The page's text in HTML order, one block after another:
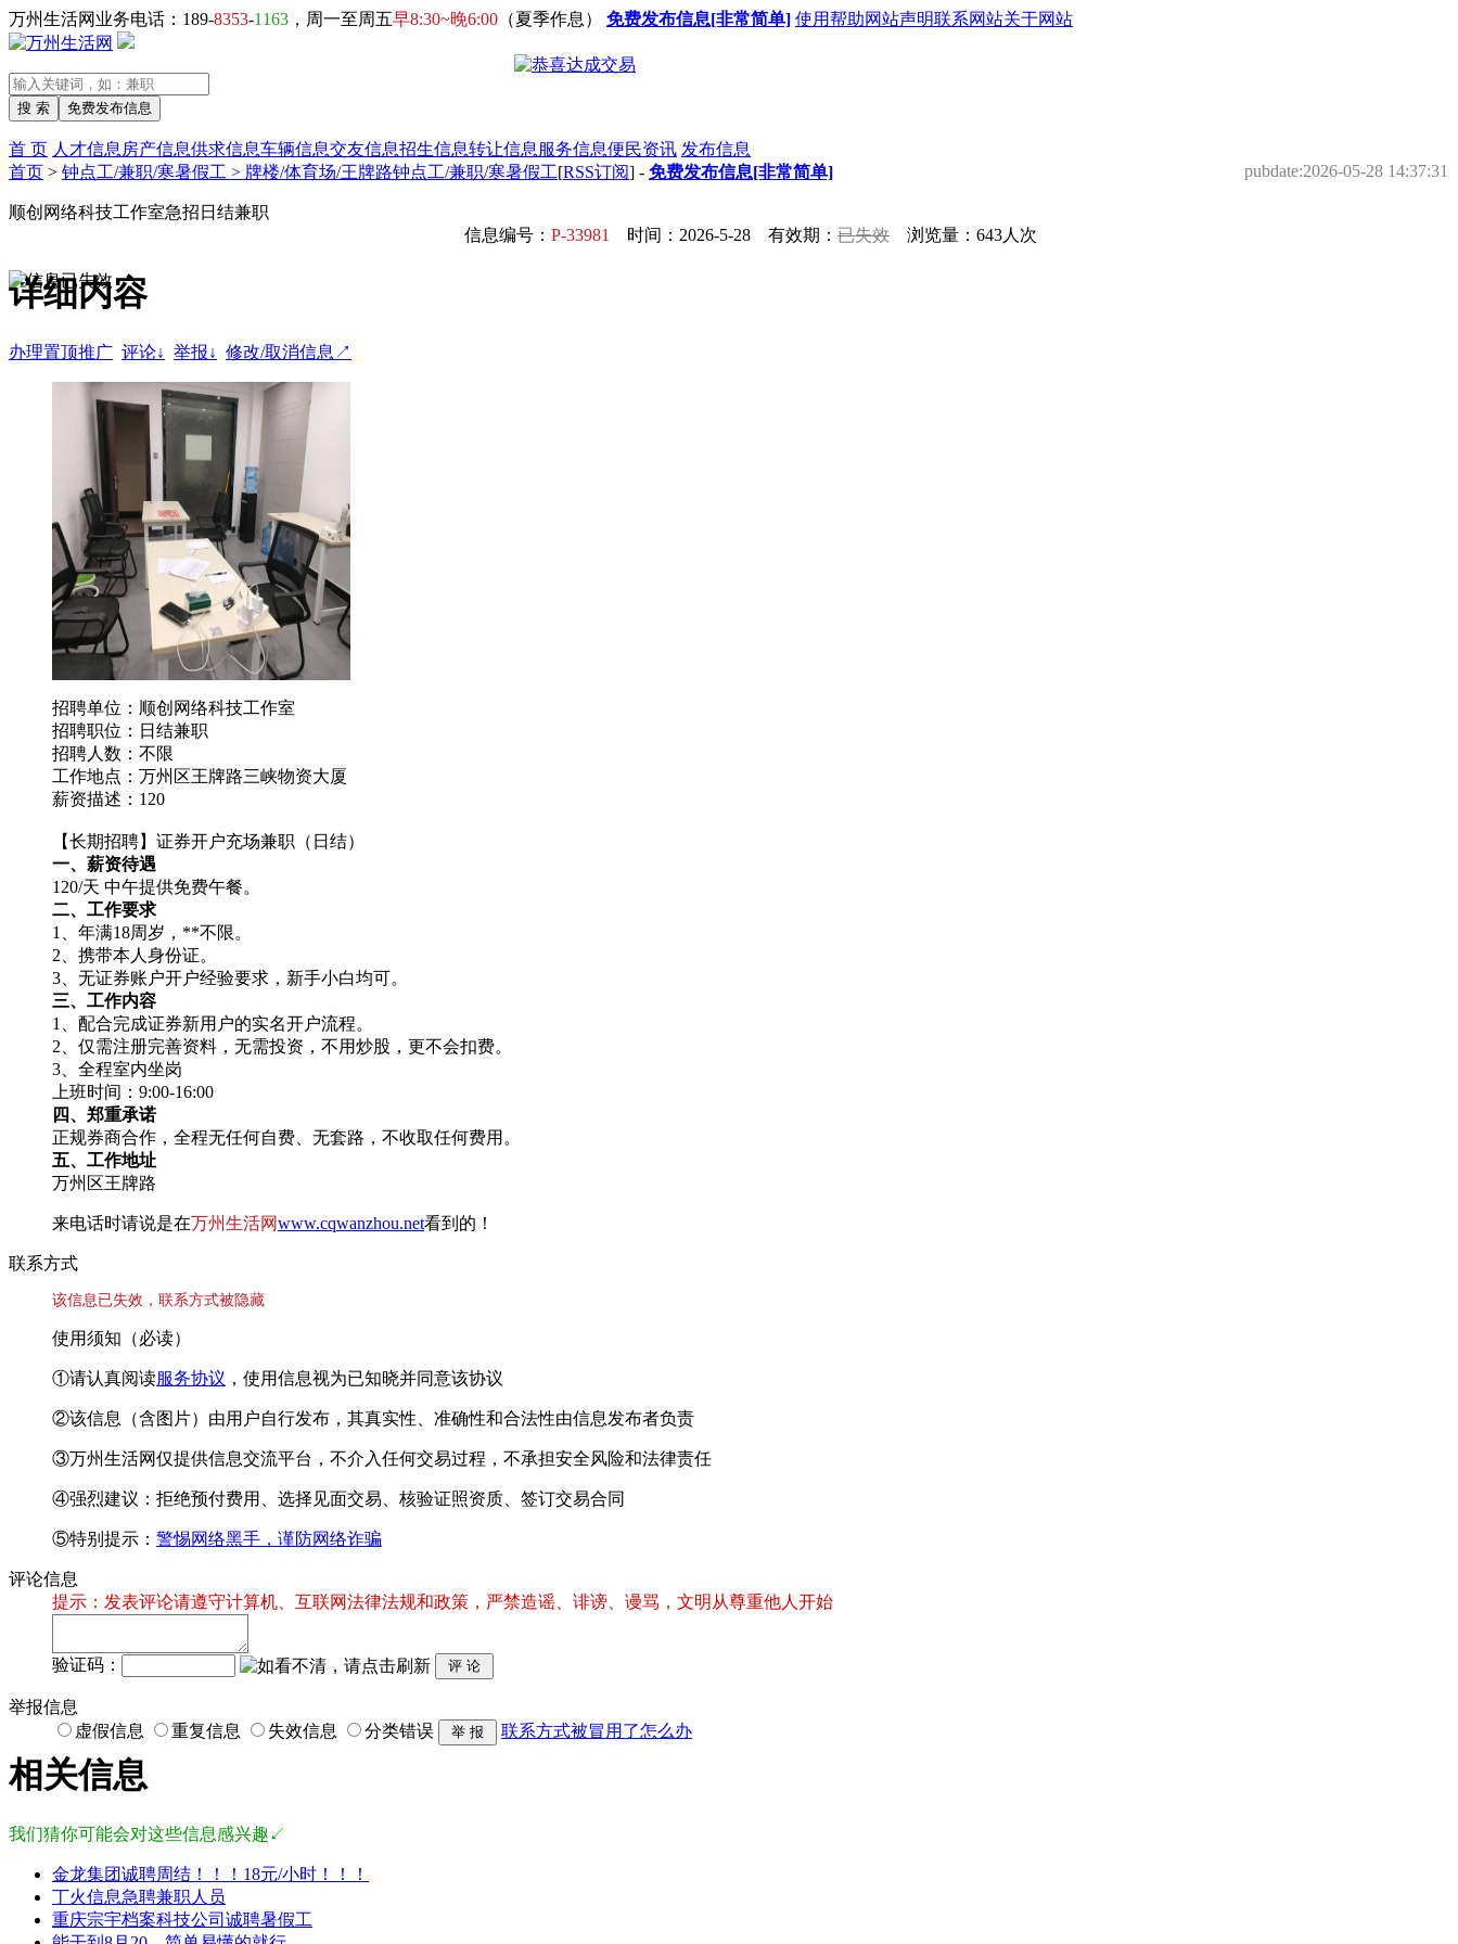
万州生活网业务电话：189-8353-1163 ，周一至周五早8:30~晚6:00 （夏季作息） 免费发布信息[非常简单] 使用帮助网站声明联系网站关于网站
首 页 人才信息 房产信息供求信息车辆信息交友信息招生信息转让信息 服务信息便民资讯 发布信息
首页 > 钟点工/兼职/寒暑假工 > 牌楼/体育场/王牌路钟点工/兼职/寒暑假工[RSS订阅] - 免费发布信息[非常简单] pubdate:2026-05-28 14:37:31
顺创网络科技工作室急招日结兼职
信息编号： P-33981 时间：2026-5-28 有效期： 已失效 浏览量：643人次
详细内容
办理置顶推广 评论↓ 举报↓ 修改/取消信息↗
招聘单位：顺创网络科技工作室
招聘职位：日结兼职
招聘人数：不限
工作地点：万州区王牌路三峡物资大厦
薪资描述：120
【长期招聘】证券开户充场兼职（日结）
一、薪资待遇
120/天 中午提供免费午餐。
二、工作要求
1、年满18周岁，**不限。
2、携带本人身份证。
3、无证券账户开户经验要求，新手小白均可。
三、工作内容
1、配合完成证券新用户的实名开户流程。
2、仅需注册完善资料，无需投资，不用炒股，更不会扣费。
3、全程室内坐岗
上班时间：9:00-16:00
四、郑重承诺
正规券商合作，全程无任何自费、无套路，不收取任何费用。
五、工作地址
万州区王牌路
来电话时请说是在万州生活网www.cqwanzhou.net看到的！
联系方式
该信息已失效，联系方式被隐藏
使用须知（必读）
①请认真阅读服务协议 ，使用信息视为已知晓并同意该协议
②该信息（含图片）由用户自行发布，其真实性、准确性和合法性由信息发布者负责
③万州生活网仅提供信息交流平台，不介入任何交易过程，不承担安全风险和法律责任
④强烈建议：拒绝预付费用、选择见面交易、核验证照资质、签订交易合同
⑤特别提示： 警惕网络黑手，谨防网络诈骗
评论信息
提示：发表评论请遵守计算机、互联网法律法规和政策，严禁造谣、诽谤、谩骂，文明从尊重他人开始
验证码：
举报信息
虚假信息
重复信息 失效信息 分类错误 联系方式被冒用了怎么办
相关信息
我们猜你可能会对这些信息感兴趣↙
金龙集团诚聘周结！！！18元/小时！！！
丁火信息急聘兼职人员
重庆宗宇档案科技公司诚聘暑假工